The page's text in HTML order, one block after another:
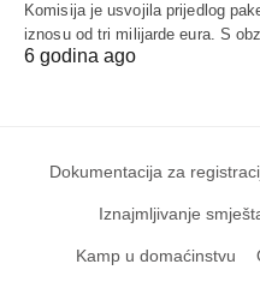
Komisija je usvojila prijedlog
iznosu od tri milijarde eura. S
6 godina ago
Dokumentacija za
Iznajmljivanje
Kamp u domaćinstvu